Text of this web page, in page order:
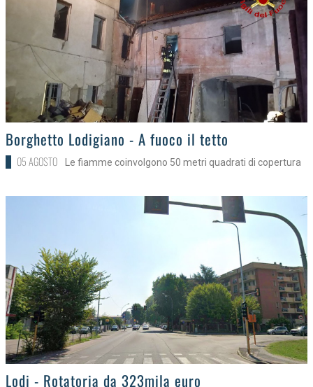
>
Borghetto Lodigiano - A fuoco il tetto
05 AGOSTO Le fiamme coinvolgono 50 metri quadrati di copertura
>Lodi - Rotatoria da 323mila euro